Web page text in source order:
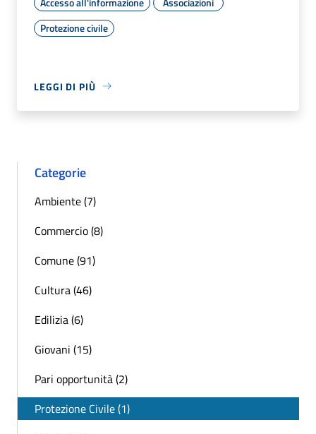
Protezione civile
LEGGI DI PIÙ
Categorie
Ambiente (7)
Commercio (8)
Comune (91)
Cultura (46)
Edilizia (6)
Giovani (15)
Pari opportunità (2)
Protezione Civile (1)